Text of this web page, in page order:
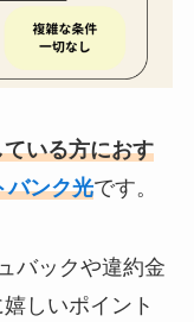
いる方におす
バンク光です。
バックや違約金
しいポイント